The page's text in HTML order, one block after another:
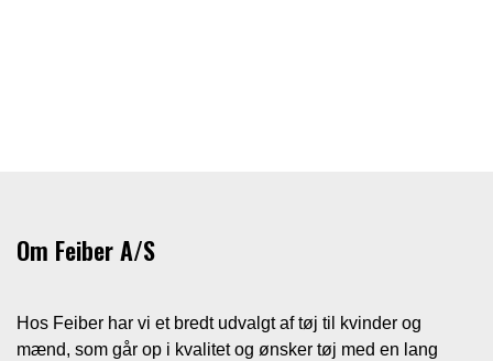
Om Feiber A/S
Hos Feiber har vi et bredt udvalgt af tøj til kvinder og
mænd, som går op i kvalitet og ønsker tøj med en lang